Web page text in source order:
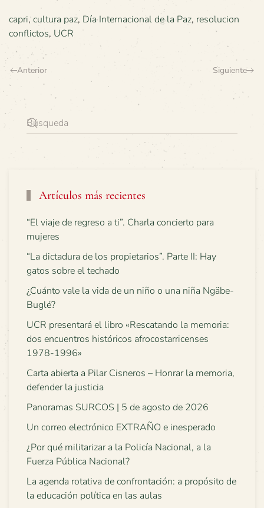
capri,cultura paz, Día Internacional de la Paz, resolucion
conflictos, UCR
Anterior Siguiente
Artículos más recientes
“El viaje de regreso a ti”. Charla concierto para
mujeres
“La dictadura de los propietarios”. Parte II: Hay
gatos sobre el techado
¿Cuánto vale la vida de un niño o una niña Ngäbe-
Buglé?
UCR presentará el libro «Rescatando la memoria:
dos encuentros históricos afrocostarricenses
1978-1996»
Carta abierta a Pilar Cisneros – Honrar la memoria,
defender la justicia
Panoramas SURCOS | 5 de agosto de 2026
Un correo electrónico EXTRAÑO e inesperado
¿Por qué militarizar a la Policía Nacional, a la
Fuerza Pública Nacional?
La agenda rotativa de confrontación: a propósito de
la educación política en las aulas